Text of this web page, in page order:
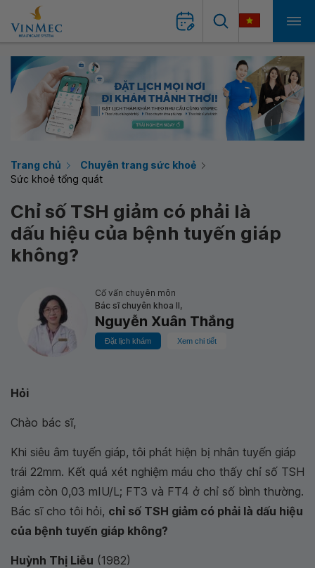
Trang chủ
Chuyên trang sức khoẻ
Sức khoẻ tổng quát
Chỉ số TSH giảm có phải là
dấu hiệu của bệnh tuyến giáp
không?
Cố vấn chuyên môn
Bác sĩ chuyên khoa II,
Nguyễn Xuân Thắng
Đặt lịch khám Xem chi tiết
Hỏi
Chào bác sĩ,
Khi siêu âm tuyến giáp, tôi phát hiện bị nhân tuyến giáp
trái 22mm. Kết quả xét nghiệm máu cho thấy chỉ số TSH
giảm còn 0,03 mIU/L; FT3 và FT4 ở chỉ số bình thường.
Bác sĩ cho tôi hỏi, chỉ số TSH giảm có phải là dấu hiệu
của bệnh tuyến giáp không?
Huỳnh Thị Liễu (1982)